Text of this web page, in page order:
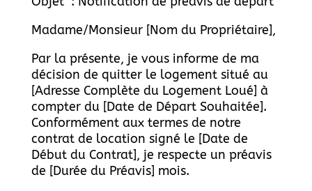
Madame/Monsieur [Nom du Propriétaire],
Par la présente, je vous informe de ma
décision de quitter le logement situé au
[Adresse Complète du Logement Loué] à
compter du [Date de Départ Souhaitée].
Conformément aux termes de notre
contrat de location signé le [Date de
Début du Contrat], je respecte un préavis
de [Durée du Préavis] mois.